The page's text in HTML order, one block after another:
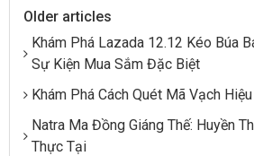
Older articles
Khám Phá Lazada 12.12 Kéo Búa
Sự Kiện Mua Sắm Đặc Biệt
Khám Phá Cách Quét Mã Vạch
Natra Ma Đồng Giáng Thế: Huyền
Thực Tại